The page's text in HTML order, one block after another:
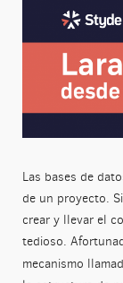
Las bases de
de un proyecto.
crear y llevar el
tedioso.
mecanismo